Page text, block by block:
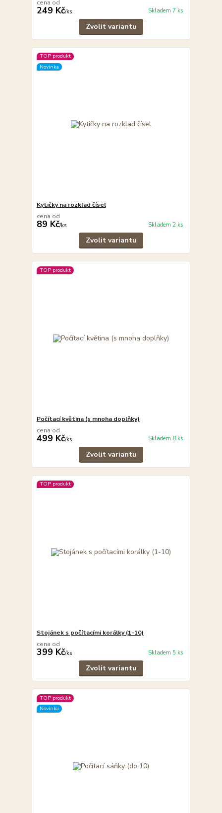
cena od
249 Kč/ks Skladem 7 ks
Zvolit variantu
TOP produkt
Novinka
Kytičky na rozklad čísel
cena od
89 Kč/ks Skladem 2 ks
Zvolit variantu
TOP produkt
Počítací květina (s mnoha doplňky)
cena od
499 Kč/ks Skladem 8 ks
Zvolit variantu
TOP produkt
Stojánek s počítacími korálky (1-10)
cena od
399 Kč/ks Skladem 5 ks
Zvolit variantu
TOP produkt
Novinka